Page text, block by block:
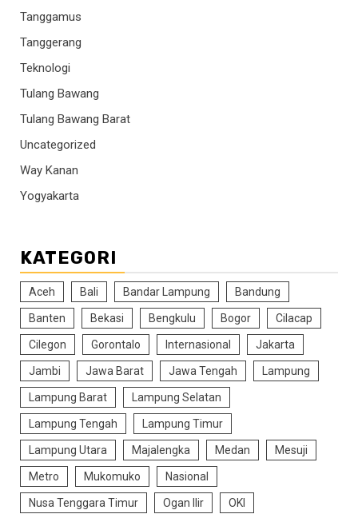
Tanggamus
Tanggerang
Teknologi
Tulang Bawang
Tulang Bawang Barat
Uncategorized
Way Kanan
Yogyakarta
KATEGORI
Aceh Bali Bandar Lampung Bandung
Banten Bekasi Bengkulu Bogor Cilacap
Cilegon Gorontalo Internasional Jakarta
Jambi Jawa Barat Jawa Tengah Lampung
Lampung Barat Lampung Selatan
Lampung Tengah Lampung Timur
Lampung Utara Majalengka Medan Mesuji
Metro Mukomuko Nasional
Nusa Tenggara Timur Ogan Ilir OKI